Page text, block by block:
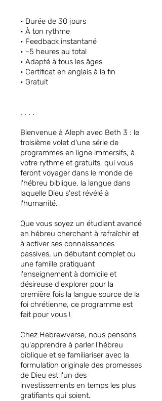
• Durée de 30 jours
• À ton rythme
• Feedback instantané
• ~5 heures au total
• Adapté à tous les âges
• Certificat en anglais à la fin
• Gratuit
. . . .
Bienvenue à Aleph avec Beth 3 : le
troisième volet d'une série de
programmes en ligne immersifs, à
votre rythme et gratuits, qui vous
feront voyager dans le monde de
l'hébreu biblique, la langue dans
laquelle Dieu s'est révélé à
l'humanité.
Que vous soyez un étudiant avancé
en hébreu cherchant à rafraîchir et
à activer ses connaissances
passives, un débutant complet ou
une famille pratiquant
l'enseignement à domicile et
désireuse d'explorer pour la
première fois la langue source de la
foi chrétienne, ce programme est
fait pour vous !
Chez Hebrewverse, nous pensons
qu'apprendre à parler l'hébreu
biblique et se familiariser avec la
formulation originale des promesses
de Dieu est l'un des
investissements en temps les plus
gratifiants qui soient.